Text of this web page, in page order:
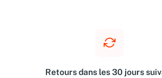
Retours dans les 30 jours